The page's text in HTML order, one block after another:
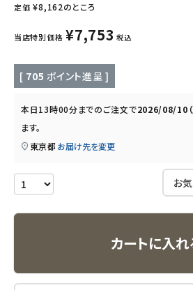
キッチン用品
ブランド
定期購入
ナチュラムーン
定価 ¥8,162のところ
当店特別価格 ¥7,753 税込
[ 705 ポイント進呈 ]
本日13時00分までのご注文で2026/08/10（
ます。
東京都 お届け先を変更
お
カートに入れ